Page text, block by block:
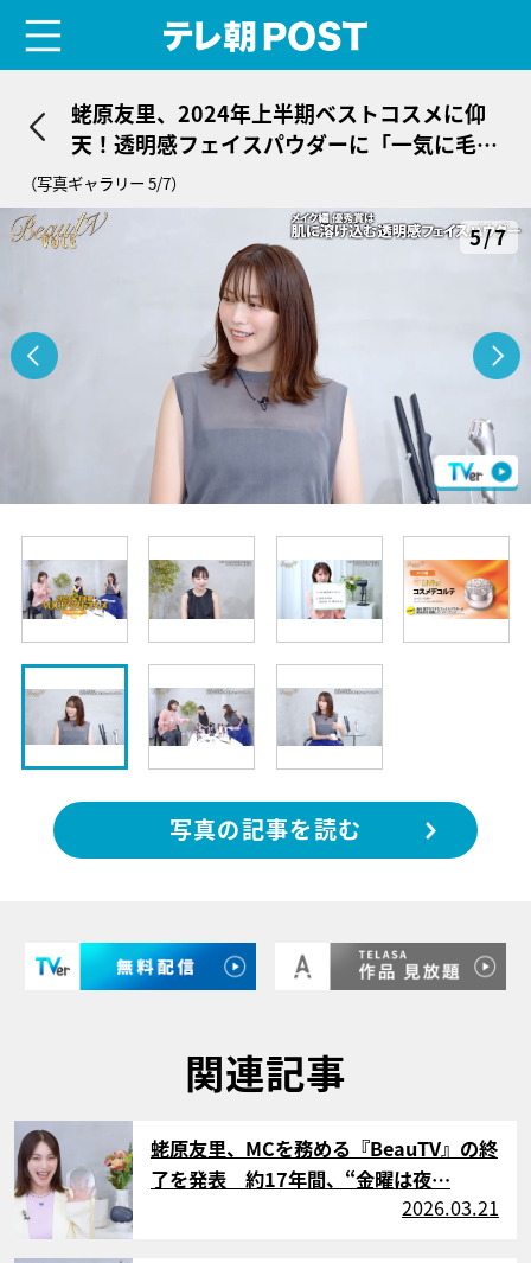
蛯原友里、2024年上半期ベストコスメに仰
天！透明感フェイスパウダーに「一気に毛穴
がなくなった」
（写真ギャラリー 5/7）
5/7
写真の記事を読む
関連記事
サムネイル
蛯原友里、MCを務める『BeauTV』の終
了を発表 約17年間、“金曜は夜…
2026.03.21